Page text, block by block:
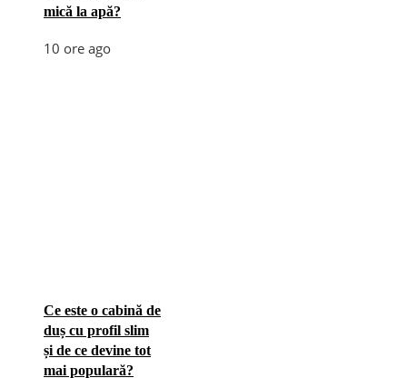
mică la apă?
10 ore ago
Ce este o cabină de
duș cu profil slim
și de ce devine tot
mai populară?